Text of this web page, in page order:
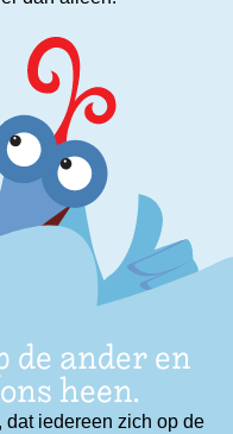
ander en
heen.
iedereen zich op de